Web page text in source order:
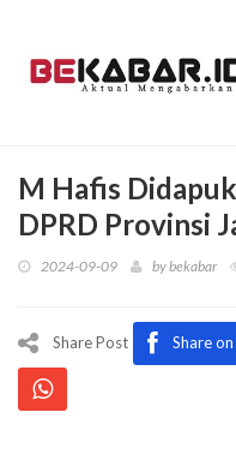
M Hafis
DPRD Provinsi
2024-09-09 bybekabar
Share Post Share